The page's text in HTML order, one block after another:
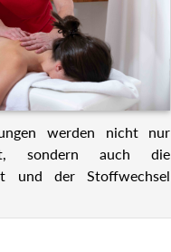
werden nicht nur
sondern auch die
und der Stoffwechsel